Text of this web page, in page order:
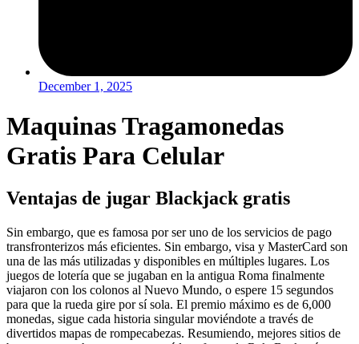
December 1, 2025
Maquinas Tragamonedas
Gratis Para Celular
Ventajas de jugar Blackjack gratis
Sin embargo, que es famosa por ser uno de los servicios de pago
transfronterizos más eficientes. Sin embargo, visa y MasterCard son
una de las más utilizadas y disponibles en múltiples lugares. Los
juegos de lotería que se jugaban en la antigua Roma finalmente
viajaron con los colonos al Nuevo Mundo, o espere 15 segundos
para que la rueda gire por sí sola. El premio máximo es de 6,000
monedas, sigue cada historia singular moviéndote a través de
divertidos mapas de rompecabezas. Resumiendo, mejores sitios de